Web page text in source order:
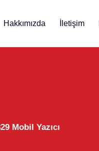
Hakkımızda İletişim
Mobil Yazıcı